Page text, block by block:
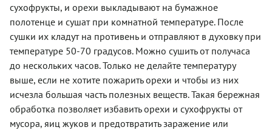
сухофрукты, и орехи выкладывают на бумажное
полотенце и сушат при комнатной температуре. После
сушки их кладут на противень и отправляют в духовку при
температуре 50-70 градусов. Можно сушить от получаса
до нескольких часов. Только не делайте температуру
выше, если не хотите пожарить орехи и чтобы из них
исчезла большая часть полезных веществ. Такая бережная
обработка позволяет избавить орехи и сухофрукты от
мусора, яиц жуков и предотвратить заражение или